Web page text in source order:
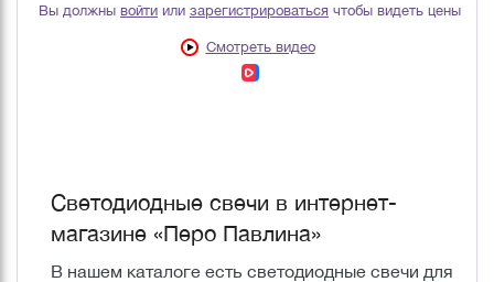
Вы должны войти или зарегистрироваться чтобы видеть цены
Смотреть видео
Светодиодные свечи в интернет-
магазине «Перо Павлина»
В нашем каталоге есть светодиодные свечи для